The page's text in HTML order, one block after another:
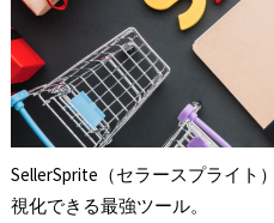
SellerSprite（セラースプライト
視化できる最強ツール。